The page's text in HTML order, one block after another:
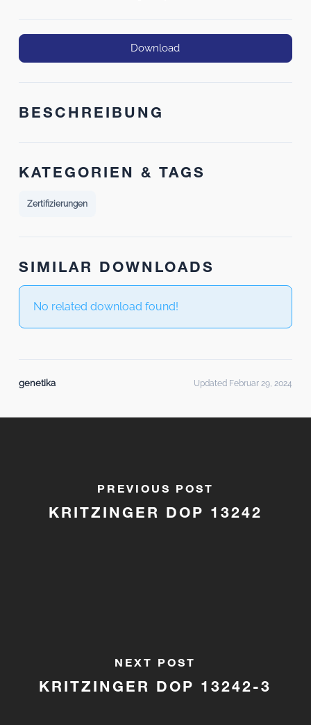
Download
BESCHREIBUNG
KATEGORIEN & TAGS
Zertifizierungen
SIMILAR DOWNLOADS
No related download found!
genetika Updated Februar 29, 2024
PREVIOUS POST
KRITZINGER DOP 13242
NEXT POST
KRITZINGER DOP 13242-3